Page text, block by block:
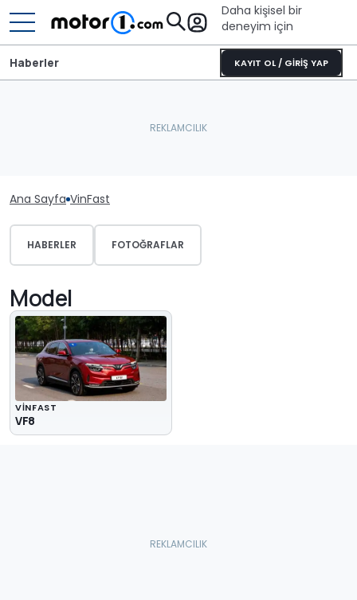
Daha kişisel bir
deneyim için
KAYIT OL / GİRİŞ YAP
Haberler
Ana Sayfa VinFast
HABERLER FOTOĞRAFLAR
Model
VINFAST
VF8